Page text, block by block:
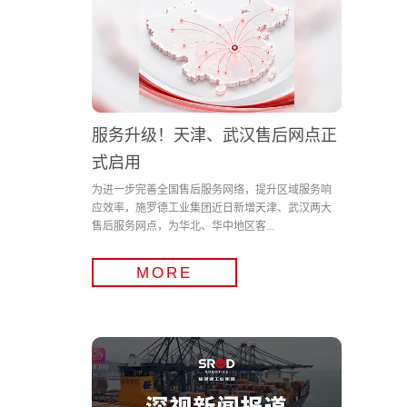
服务升级！天津、武汉售后网点正
式启用
为进一步完善全国售后服务网络，提升区域服务响
应效率，施罗德工业集团近日新增天津、武汉两大
售后服务网点，为华北、华中地区客...
MORE